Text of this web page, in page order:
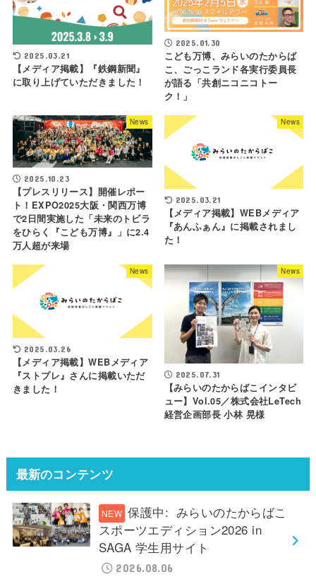
2025.03.21
【メディア掲載】『鉄鋼新聞』
に取り上げていただきました！
2025.01.30
こども万博、みらいのたからば
こ、ごっこランド各実行委員長
が語る「共創ニコニコトー
ク！」
News
2025.10.23
【プレスリリース】開催レポー
ト！EXPO2025大阪・関西万博
で2日間実施した「未来のトビラ
をひらく『こども万博』」に2.4
万人超が来場
News
2025.03.21
【メディア掲載】WEBメディア
『あんふぁん』に掲載されまし
た！
News
2025.03.26
【メディア掲載】WEBメディア
『ストプレ』さんに掲載いただ
きました！
News
2025.07.31
【みらいのたからばこインタビ
ュー】Vol.05／株式会社LeTech
経営企画部長 小林 晃様
最新のコンテンツ
保護中: みらいのたからばこ
スポーツエディション2026 in
SAGA 学生用サイト
2026.08.06